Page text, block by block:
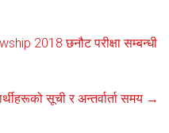
2018 छनौट परीक्षा सम्बन्धी
सूची र अन्तर्वार्ता समय →